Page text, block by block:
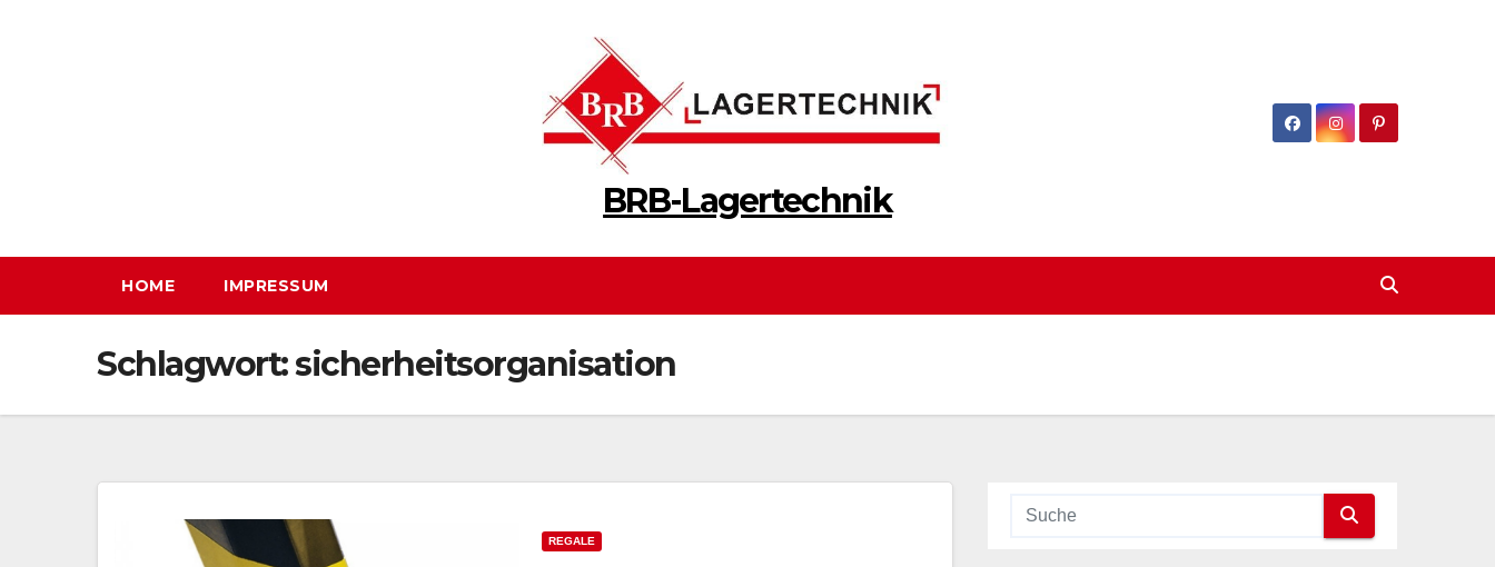
BRB-Lagertechnik
HOME IMPRESSUM
Schlagwort:sicherheitsorganisation
REGALE